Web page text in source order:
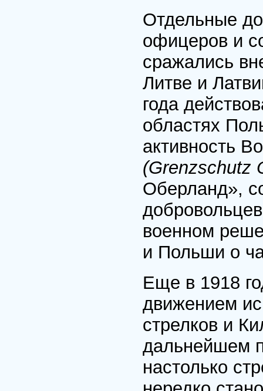
Отдельные
офицеров и
сражались
Литве и
года
областях
активность
(Grenzschutz
Оберланд»,
военном
и Польши о
Еще в 1918
движением
стрелков и
дальнейшем
настолько